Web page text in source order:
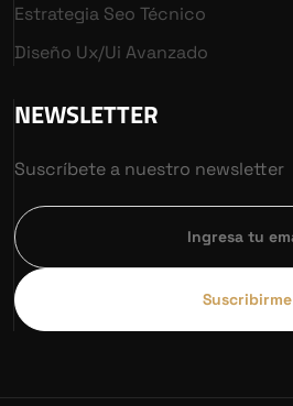
Estrategia Seo Técnico
Diseño Ux/ui Avanzado
NEWSLETTER
Suscríbete a nuestro newsletter
Suscribirme